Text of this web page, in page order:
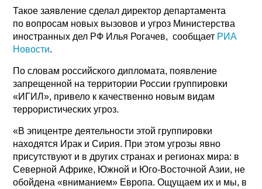
Такое заявление сделал директор департамента
по вопросам новых вызовов и угроз Министерства
иностранных дел РФ Илья Рогачев, сообщает РИА
Новости.
По словам российского дипломата, появление
запрещенной на территории России группировки
«ИГИЛ», привело к качественно новым видам
террористических угроз.
«В эпицентре деятельности этой группировки
находятся Ирак и Сирия. При этом угрозы явно
присутствуют и в других странах и регионах мира: в
Северной Африке, Южной и Юго-Восточной Азии, не
обойдена «вниманием» Европа. Ощущаем их и мы, в